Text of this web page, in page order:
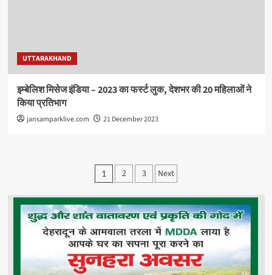
UTTARAKHAND
इम्बेलिश मिसेज इंडिया – 2023 का फर्स्ट लुक, देशभर की 20 महिलाओं ने
किया प्रतिभाग
jansamparklive.com 21 December 2023
Posts
pagination
1 2 3 Next